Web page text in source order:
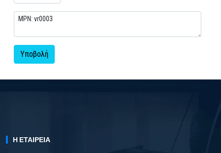
Υποβολή
Η ΕΤΑΙΡΕΊΑ